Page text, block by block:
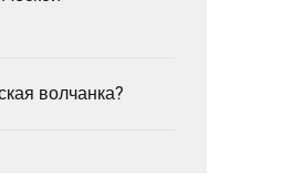
волчанка?